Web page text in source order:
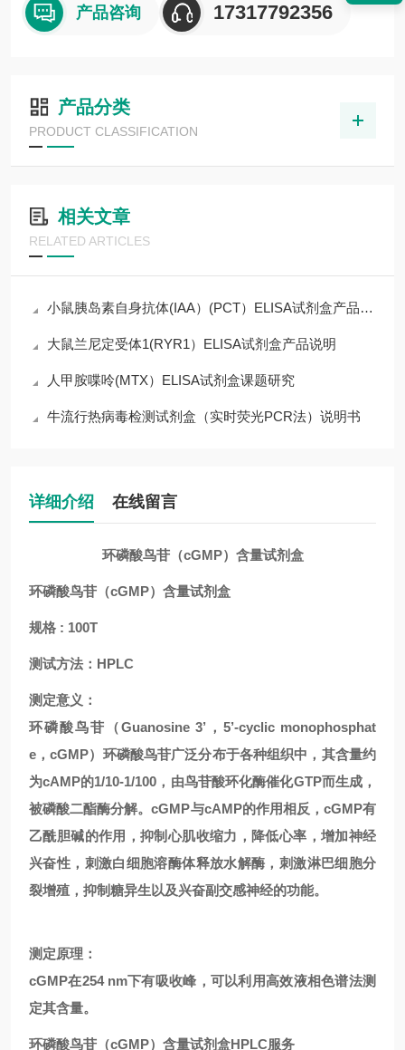
产品咨询 17317792356
产品分类
PRODUCT CLASSIFICATION
相关文章
RELATED ARTICLES
小鼠胰岛素自身抗体(IAA）(PCT）ELISA试剂盒产品简介
大鼠兰尼定受体1(RYR1）ELISA试剂盒产品说明
人甲胺喋呤(MTX）ELISA试剂盒课题研究
牛流行热病毒检测试剂盒（实时荧光PCR法）说明书
详细介绍 在线留言
环磷酸鸟苷（cGMP）含量试剂盒
环磷酸鸟苷（cGMP）含量试剂盒
规格 : 100T
测试方法：HPLC
测定意义：
环磷酸鸟苷（Guanosine 3’，5’-cyclic monophosphat
e，cGMP）环磷酸鸟苷广泛分布于各种组织中，其含量约
为cAMP的1/10-1/100，由鸟苷酸环化酶催化GTP而生成，
被磷酸二酯酶分解。cGMP与cAMP的作用相反，cGMP有
乙酰胆碱的作用，抑制心肌收缩力，降低心率，增加神经
兴奋性，刺激白细胞溶酶体释放水解酶，刺激淋巴细胞分
裂增殖，抑制糖异生以及兴奋副交感神经的功能。
测定原理：
cGMP在254 nm下有吸收峰，可以利用高效液相色谱法测
定其含量。
环磷酸鸟苷（cGMP）含量试剂盒HPLC服务